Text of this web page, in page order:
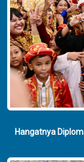
Hangatnya